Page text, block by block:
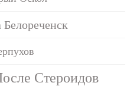
Стероидов